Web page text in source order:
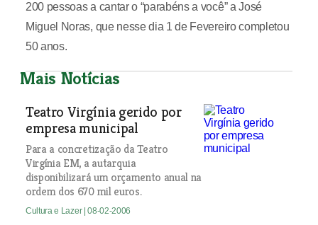
200 pessoas a cantar o “parabéns a você” a José
Miguel Noras, que nesse dia 1 de Fevereiro completou
50 anos.
Mais Notícias
Teatro Virgínia gerido por
empresa municipal
Para a concretização da Teatro
Virgínia EM, a autarquia
disponibilizará um orçamento anual na
ordem dos 670 mil euros.
Cultura e Lazer | 08-02-2006